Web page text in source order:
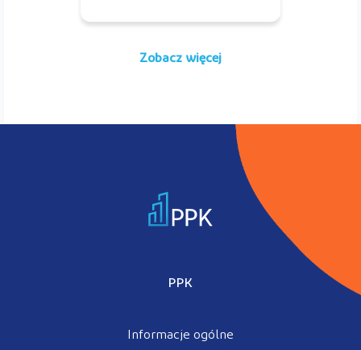
Zobacz więcej
PPK
Informacje ogólne